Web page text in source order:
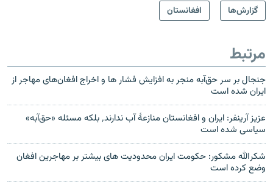
گزارش‌ها
افغانستان
مرتبط
جنجال بر سر حق‌آبه منجر به افزایش فشار ها و اخراج افغان‌های مهاجر از
ایران شده است
عزیز آرینفر: ایران و افغانستان منازعهٔ آب ندارند٬ بلکه مسئله «حق‌آبه»
سیاسی شده است
شکرالله مشکور: حکومت ایران محدودیت های بیشتر بر مهاجرین افغان
وضع کرده است